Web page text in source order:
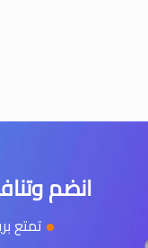
انضم
تمتع